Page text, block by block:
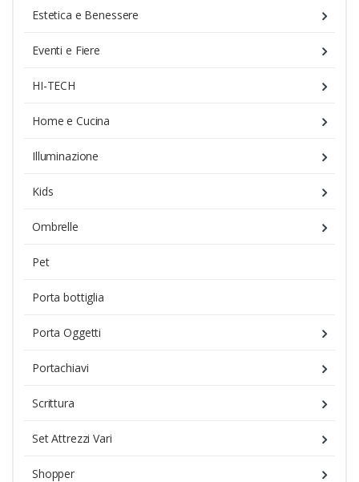
Estetica e Benessere
Eventi e Fiere
HI-TECH
Home e Cucina
Illuminazione
Kids
Ombrelle
Pet
Porta bottiglia
Porta Oggetti
Portachiavi
Scrittura
Set Attrezzi Vari
Shopper